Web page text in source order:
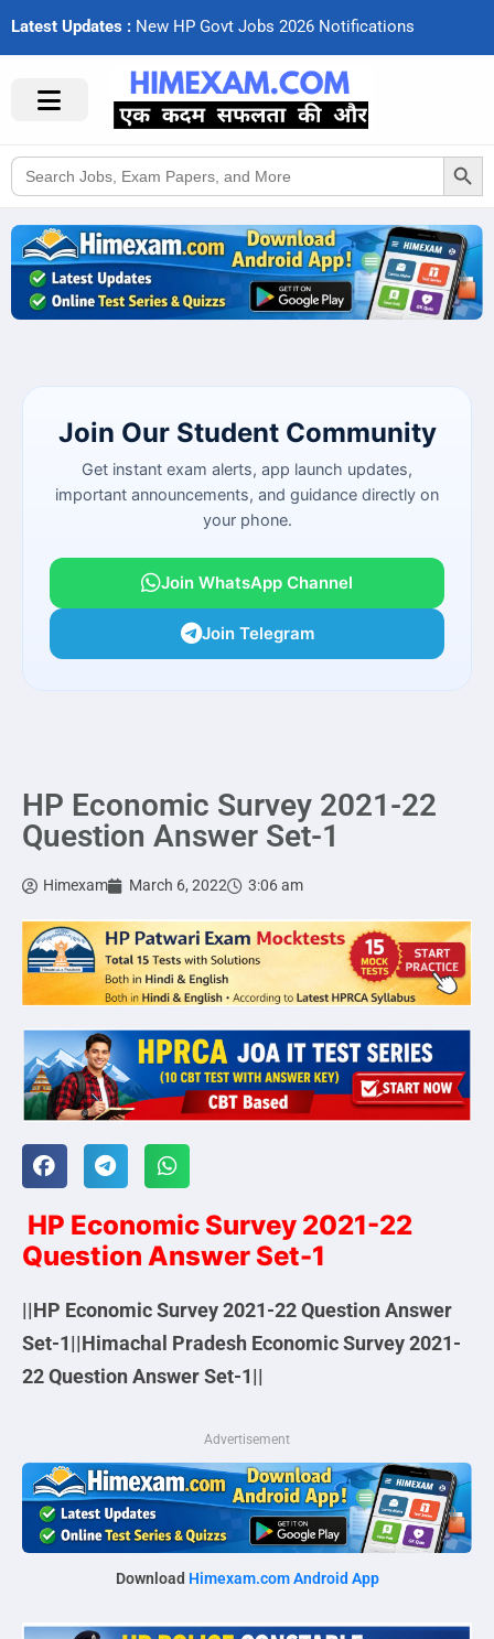
Latest Updates : New HP Govt Jobs 2026 Notifcations
Search
for:
Search Button
Join Our Student Community
Get instant exam alerts, app launch updates,
important announcements, and guidance directly on
your phone.
Join WhatsApp Channel
Join Telegram
HP Economic Survey 2021-22
Question Answer Set-1
Himexam March 6, 2022 3:06 am
HP Economic Survey 2021-22
Question Answer Set-1
||HP Economic Survey 2021-22 Question Answer
Set-1||Himachal Pradesh Economic Survey 2021-
22 Question Answer Set-1||
Advertisement
Download Himexam.com Android App